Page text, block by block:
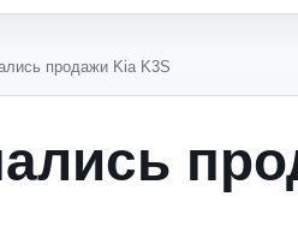
продажи Kia K3S